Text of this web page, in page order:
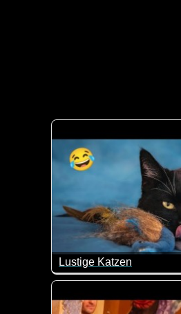
Lustige Katzen
Sie sind eben immer